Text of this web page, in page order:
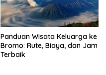
Panduan Wisata Keluarga ke
Bromo: Rute, Biaya, dan Jam
Terbaik